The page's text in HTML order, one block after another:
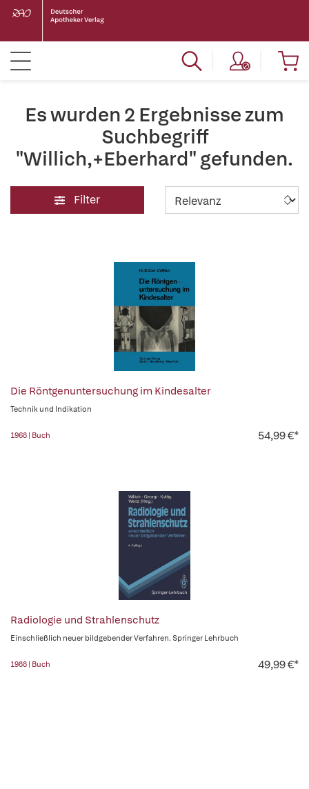
Es wurden 2 Ergebnisse zum
Suchbegriff
"Willich,+Eberhard" gefunden.
Filter
Die Röntgenuntersuchung im Kindesalter
Technik und Indikation
1968 | Buch 54,99 €*
Radiologie und Strahlenschutz
Einschließlich neuer bildgebender Verfahren. Springer Lehrbuch
1988 | Buch 49,99 €*